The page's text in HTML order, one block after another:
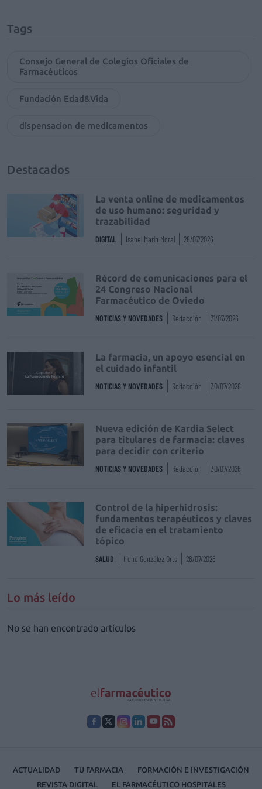
Tags
Consejo General de Colegios Oficiales de
Farmacéuticos
Fundación Edad&Vida
dispensacion de medicamentos
Destacados
La venta online de medicamentos
de uso humano: seguridad y
trazabilidad
DIGITAL Isabel Marín Moral 28/07/2026
Récord de comunicaciones para el
24 Congreso Nacional
Farmacéutico de Oviedo
NOTICIAS Y NOVEDADES Redacción 31/07/2026
La farmacia, un apoyo esencial en
el cuidado infantil
NOTICIAS Y NOVEDADES Redacción 30/07/2026
Nueva edición de Kardia Select
para titulares de farmacia: claves
para decidir con criterio
NOTICIAS Y NOVEDADES Redacción 30/07/2026
Control de la hiperhidrosis:
fundamentos terapéuticos y claves
de eficacia en el tratamiento
tópico
SALUD Irene González Orts 28/07/2026
Lo más leído
No se han encontrado artículos
ACTUALIDAD TU FARMACIA
FORMACIÓN E INVESTIGACIÓN
REVISTA DIGITAL
EL FARMACÉUTICO HOSPITALES